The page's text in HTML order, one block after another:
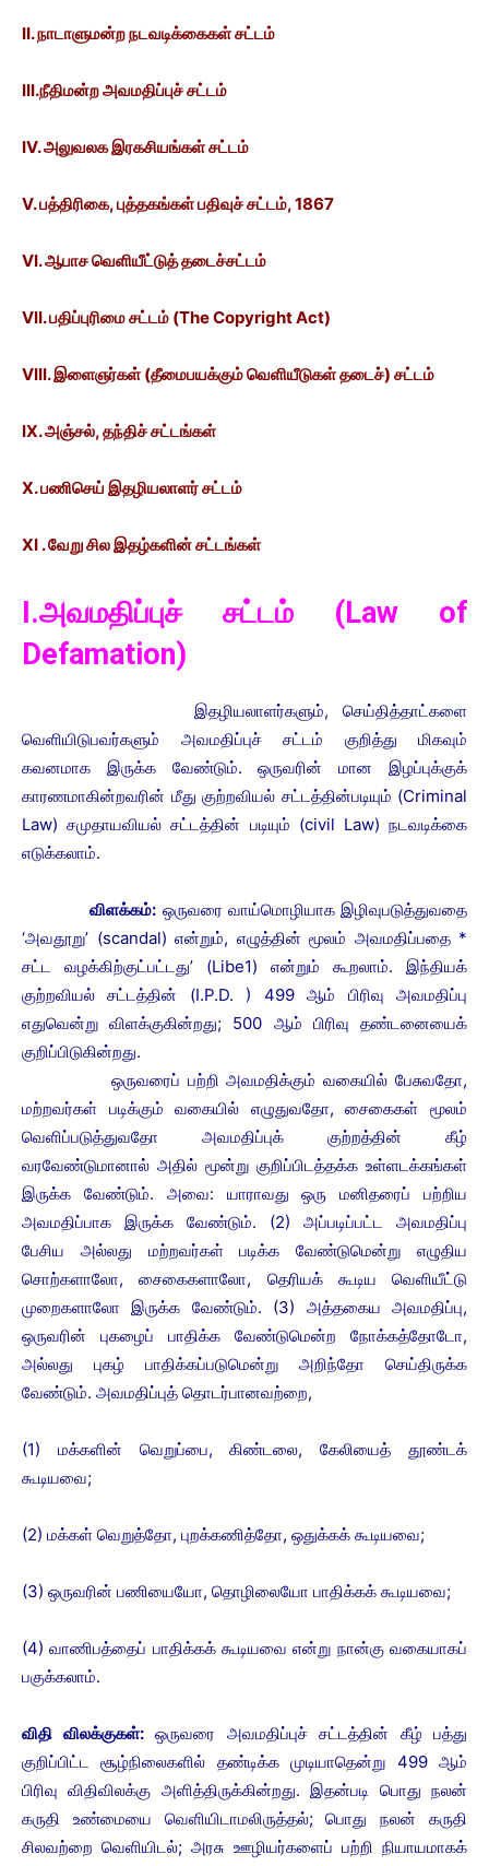
II. நாடாளுமன்ற நடவடிக்கைகள் சட்டம்
III.நீதிமன்ற அவமதிப்புச் சட்டம்
IV. அலுவலக இரகசியங்கள் சட்டம்
V. பத்திரிகை, புத்தகங்கள் பதிவுச் சட்டம், 1867
VI. ஆபாச வெளியீட்டுத் தடைச்சட்டம்
VII. பதிப்புரிமை சட்டம் (The Copyright Act)
VIII. இளைஞர்கள் (தீமைபயக்கும் வெளியீடுகள் தடைச்) சட்டம்
IX. அஞ்சல், தந்திச் சட்டங்கள்
X. பணிசெய் இதழியலாளர் சட்டம்
XI . வேறு சில இதழ்களின் சட்டங்கள்
I.அவமதிப்புச் சட்டம் (Law of
Defamation)
இதழியலாளர்களும், செய்தித்தாட்களை
வெளியிடுபவர்களும் அவமதிப்புச் சட்டம் குறித்து மிகவும்
கவனமாக இருக்க வேண்டும். ஒருவரின் மான இழப்புக்குக்
காரணமாகின்றவரின் மீது குற்றவியல் சட்டத்தின்படியும் (Criminal
Law) சமுதாயவியல் சட்டத்தின் படியும் (civil Law) நடவடிக்கை
எடுக்கலாம்.
விளக்கம்: ஒருவரை வாய்மொழியாக இழிவுபடுத்துவதை
‘அவதூறு’ (scandal) என்றும், எழுத்தின் மூலம் அவமதிப்பதை *
சட்ட வழக்கிற்குட்பட்டது’ (Libe1) என்றும் கூறலாம். இந்தியக்
குற்றவியல் சட்டத்தின் (I.P.D. ) 499 ஆம் பிரிவு அவமதிப்பு
எதுவென்று விளக்குகின்றது; 500 ஆம் பிரிவு தண்டனையைக்
குறிப்பிடுகின்றது.
ஒருவரைப் பற்றி அவமதிக்கும் வகையில் பேசுவதோ,
மற்றவர்கள் படிக்கும் வகையில் எழுதுவதோ, சைகைகள் மூலம்
வெளிப்படுத்துவதோ அவமதிப்புக் குற்றத்தின் கீழ்
வரவேண்டுமானால் அதில் மூன்று குறிப்பிடத்தக்க உள்ளடக்கங்கள்
இருக்க வேண்டும். அவை: யாராவது ஒரு மனிதரைப் பற்றிய
அவமதிப்பாக இருக்க வேண்டும். (2) அப்படிப்பட்ட அவமதிப்பு
பேசிய அல்லது மற்றவர்கள் படிக்க வேண்டுமென்று எழுதிய
சொற்களாலோ, சைகைகளாலோ, தெரியக் கூடிய வெளியீட்டு
முறைகளாலோ இருக்க வேண்டும். (3) அத்தகைய அவமதிப்பு,
ஒருவரின் புகழைப் பாதிக்க வேண்டுமென்ற நோக்கத்தோடோ,
அல்லது புகழ் பாதிக்கப்படுமென்று அறிந்தோ செய்திருக்க
வேண்டும். அவமதிப்புத் தொடர்பானவற்றை,
(1) மக்களின் வெறுப்பை, கிண்டலை, கேலியைத் தூண்டக்
கூடியவை;
(2) மக்கள் வெறுத்தோ, புறக்கணித்தோ, ஒதுக்கக் கூடியவை;
(3) ஒருவரின் பணியையோ, தொழிலையோ பாதிக்கக் கூடியவை;
(4) வாணிபத்தைப் பாதிக்கக் கூடியவை என்று நான்கு வகையாகப்
பகுக்கலாம்.
விதி விலக்குகள்:ஒருவரை அவமதிப்புச் சட்டத்தின் கீழ் பத்து
குறிப்பிட்ட சூழ்நிலைகளில் தண்டிக்க முடியாதென்று 499 ஆம்
பிரிவு விதிவிலக்கு அளித்திருக்கின்றது. இதன்படி பொது நலன்
கருதி உண்மையை வெளியிடாமலிருத்தல்; பொது நலன் கருதி
சிலவற்றை வெளியிடல்; அரசு ஊழியர்களைப் பற்றி நியாயமாகக்